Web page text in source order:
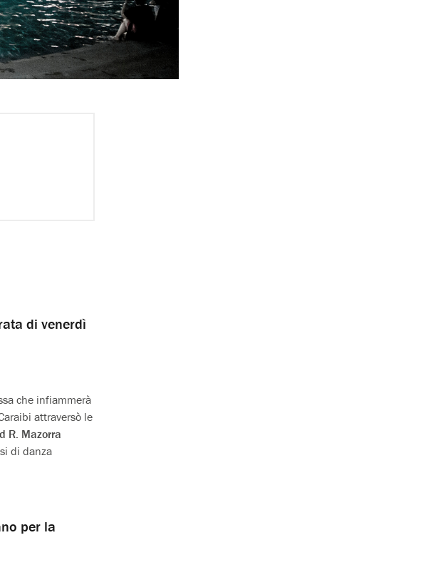
di venerdì
che infiammerà
attraversò le
R. Mazorra
di danza
per la